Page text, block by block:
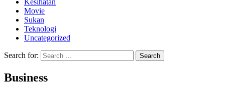
Kesihatan
Movie
Sukan
Teknologi
Uncategorized
Search for:
Business